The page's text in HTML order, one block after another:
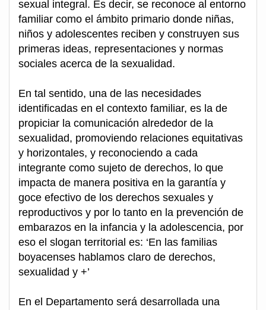
sexual integral. Es decir, se reconoce al entorno
familiar como el ámbito primario donde niñas,
niños y adolescentes reciben y construyen sus
primeras ideas, representaciones y normas
sociales acerca de la sexualidad.
En tal sentido, una de las necesidades
identificadas en el contexto familiar, es la de
propiciar la comunicación alrededor de la
sexualidad, promoviendo relaciones equitativas
y horizontales, y reconociendo a cada
integrante como sujeto de derechos, lo que
impacta de manera positiva en la garantía y
goce efectivo de los derechos sexuales y
reproductivos y por lo tanto en la prevención de
embarazos en la infancia y la adolescencia, por
eso el slogan territorial es: ‘En las familias
boyacenses hablamos claro de derechos,
sexualidad y +’
En el Departamento será desarrollada una